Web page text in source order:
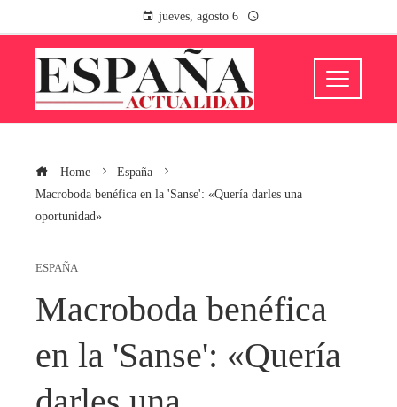
jueves, agosto 6
Home
España
Macroboda benéfica en la 'Sanse': «Quería darles una
oportunidad»
ESPAÑA
Macroboda benéfica
en la 'Sanse': «Quería